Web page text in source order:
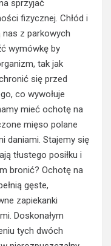
sprzyjać
fizycznej. Chłód i
z parkowych
wymówkę by
tak jak
się przed
co wywołuje
mieć ochotę na
mięso polane
daniami. Stajemy się
tłustego posiłku i
bronić? Ochotę na
gęste,
zapiekanki
Doskonałym
tych dwóch